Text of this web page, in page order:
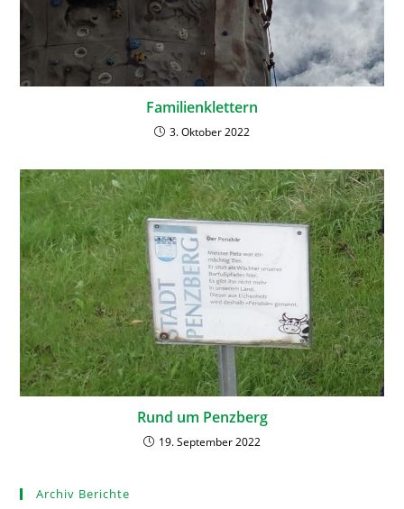
Familienklettern
3. Oktober 2022
Rund um Penzberg
19. September 2022
Archiv Berichte